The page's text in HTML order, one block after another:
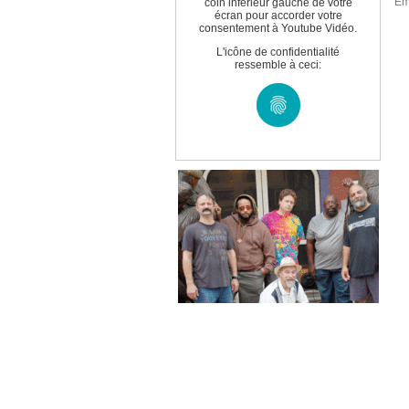
coin inférieur gauche de votre
écran pour accorder votre
consentement à Youtube Vidéo.
L'icône de confidentialité
ressemble à ceci: